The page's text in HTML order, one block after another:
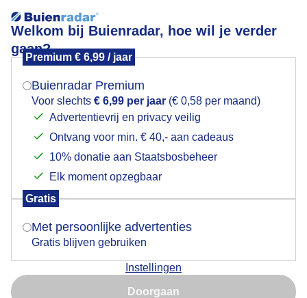
Welkom bij Buienradar, hoe wil je verder
gaan?
Premium € 6,99 / jaar
Buienradar Premium
Voor slechts € 6,99 per jaar (€ 0,58 per maand)
Advertentievrij en privacy veilig
Ontvang voor min. € 40,- aan cadeaus
10% donatie aan Staatsbosbeheer
Elk moment opzegbaar
Gratis
Met persoonlijke advertenties
Gratis blijven gebruiken
Instellingen
Doorgaan
Zon en wolken (Lemiers)
Mogen we je locatie gebruiken voor het
Indien je hier nog geen akkoord op hebt gegeven,
verschijnt er zo een pop-up uit je browser waarin
Is goed, toon de popup
Nu niet, misschien later